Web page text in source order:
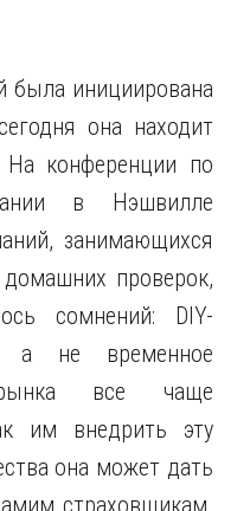
была инициирована
она находит
конференции по
в Нэшвилле
занимающихся
проверок,
сомнений: DIY-
а не временное
все чаще
им внедрить эту
она может дать
страховщикам.